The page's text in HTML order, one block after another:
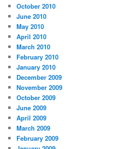
October 2010
June 2010
May 2010
April 2010
March 2010
February 2010
January 2010
December 2009
November 2009
October 2009
June 2009
April 2009
March 2009
February 2009